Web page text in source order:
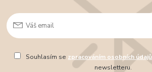
Souhlasím se zpracováním osobních údajů
newsletteru.